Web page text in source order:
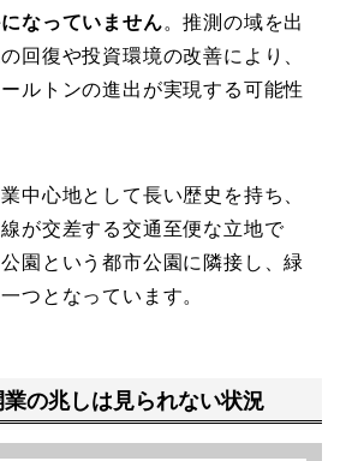
なっていません。推測の域を出
回復や投資環境の改善により、
ルトンの進出が実現する可能性
中心地として長い歴史を持ち、
が交差する交通至便な立地で
園という都市公園に隣接し、緑
つとなっています。
の兆しは見られない状況